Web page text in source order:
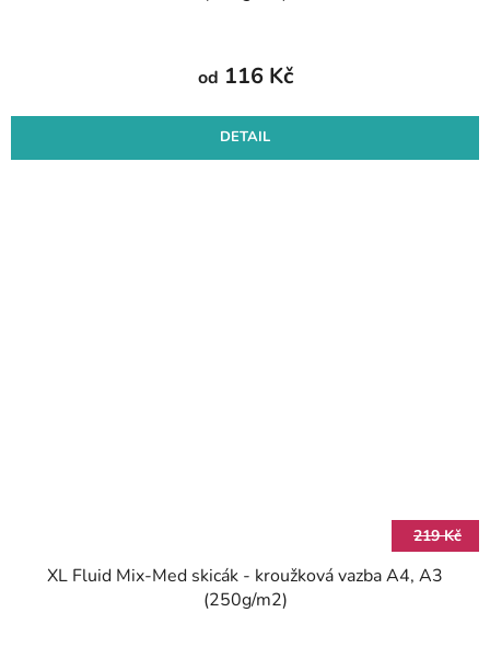
od 116 Kč
DETAIL
219 Kč
XL Fluid Mix-Med skicák - kroužková vazba A4, A3
(250g/m2)